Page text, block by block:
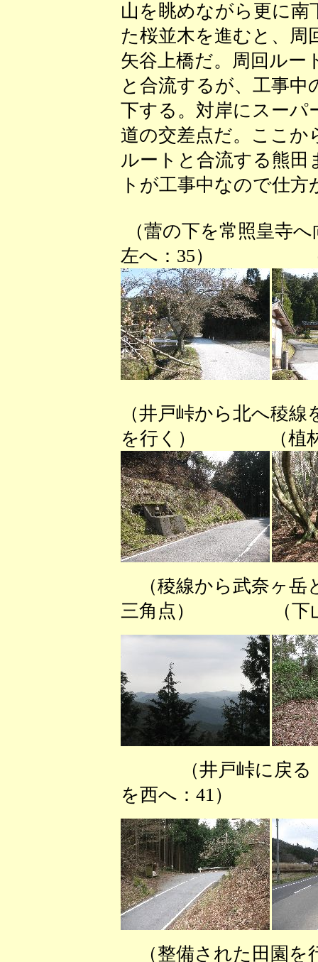
山を眺めながら更に南
た桜並木を進むと、周
矢谷上橋だ。周回ルー
と合流するが、工事中
下する。対岸にスーパ
道の交差点だ。ここか
ルートと合流する熊田
トが工事中なので仕方
（蕾の下を常照皇
左へ：35） （南
（井戸峠から北へ稜
を行く） （植林の
（稜線から武奈
三角点） （下山時
（井戸峠に
を西へ：41） （
（整備された田